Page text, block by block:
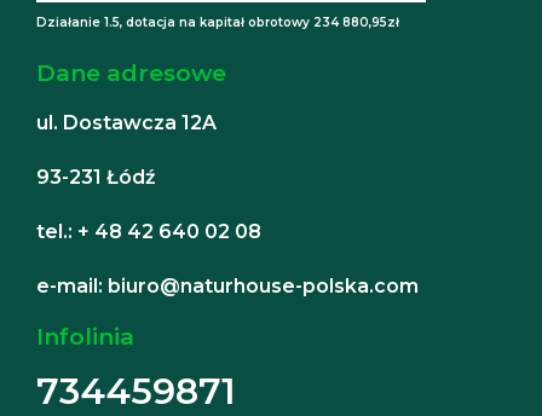
Działanie 1.5, dotacja na kapitał obrotowy 234 880,95zł
Dane adresowe
ul. Dostawcza 12A
93-231 Łódź
tel.: + 48 42 640 02 08
e-mail: biuro@naturhouse-polska.com
Infolinia
734459871